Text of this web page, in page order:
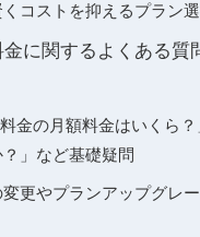
コストを抑えるプラン
金に関するよくある質
料金の月額料金はいくら
」など基礎疑問
更やプランアップグレ